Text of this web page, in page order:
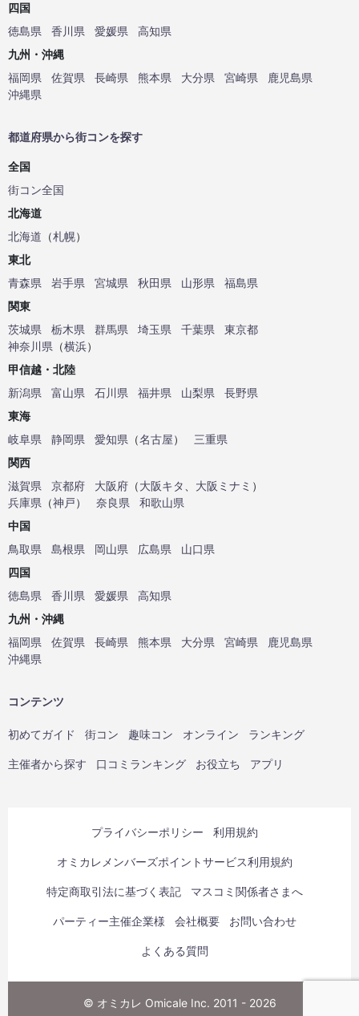
四国
徳島県
香川県 愛媛県
高知県
九州・沖縄
福岡県
佐賀県 長崎県 熊本県 大分県 宮崎県
鹿児島県
沖縄県
都道府県から街コンを探す
全国
街コン全国
北海道
北海道 （札幌）
東北
青森県
岩手県 宮城県 秋田県 山形県
福島県
関東
茨城県
栃木県 群馬県 埼玉県 千葉県
東京都
神奈川県 （横浜）
甲信越・北陸
新潟県
富山県 石川県 福井県 山梨県
長野県
東海
岐阜県
静岡県 愛知県 （名古屋）
三重県
関西
滋賀県
京都府 大阪府 （大阪キタ 大阪ミナミ ）
兵庫県 （神戸） 奈良県
和歌山県
中国
鳥取県
島根県 岡山県 広島県
山口県
四国
徳島県
香川県 愛媛県
高知県
九州・沖縄
福岡県
佐賀県 長崎県 熊本県 大分県 宮崎県
鹿児島県
沖縄県
コンテンツ
初めてガイド 街コン 趣味コン オンライン ランキング
主催者から探す 口コミランキング お役立ち アプリ
プライバシーポリシー 利用規約
オミカレメンバーズポイントサービス利用規約
特定商取引法に基づく表記 マスコミ関係者さまへ
パーティー主催企業様 会社概要 お問い合わせ
よくある質問
© オミカレ Omicale Inc. 2011 - 2026